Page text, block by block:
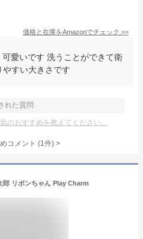
価格と在庫をAmazonでチェック >>
愛いです 洗うことができて衛
すい大きさです
れた質問
のおすすめを教えてください。
コメント (1件) >
郎 リボンちゃん Play Charm